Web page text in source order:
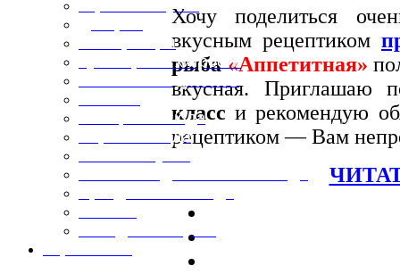
Горячие закуски
Консервация
Кулинарные хитрости
Маленьким гурманам
Овощные блюда
Первые блюда
Холодные закуски
Хочу поделиться
вкусным рецептиком
рыба«Аппетитная»
вкусная. Приглашаю
класс и рекомендую
рецептиком — Вам